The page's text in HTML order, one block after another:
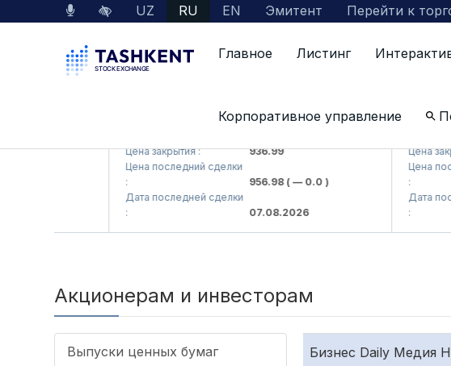
UZ RU EN Эмитент Перейти к
Главное Листинг
Корпоративное управление
Цена закрытия :
936.99
Цена последний сделки
956.98( — 0.0 )
Дата последней сделки
07.08.2026
Цена
Цена
Дата
Акционерам и инвесторам
Выпуски ценных бумаг Бизнес Daily Медия